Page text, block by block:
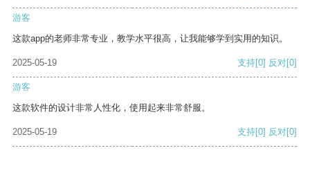
游客
这款app的老师非常专业，教学水平很高，让我能够学到实用的知识。
2025-05-19 支持[0] 反对[0]
游客
这款软件的设计非常人性化，使用起来非常舒服。
2025-05-19 支持[0] 反对[0]